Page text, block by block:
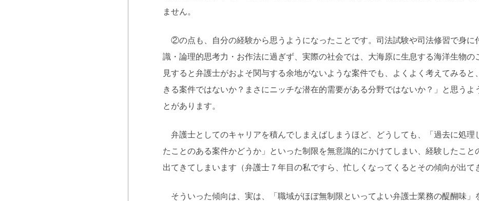
ません。
②の点も、自分の経験から思うようになったことです。司法試験や司法修習で身に
識・論理的思考力・お作法に過ぎず、実際の社会では、大海原に生息する海洋生物
見すると弁護士がおよそ関与する余地がないような案件でも、よくよく考えてみる
きる案件ではないか？まさにニッチな潜在的需要がある分野ではないか？」と思う
とがあります。
弁護士としてのキャリアを積んでしまえばしまうほど、どうしても、「過去に処理
たことのある案件かどうか」といった制限を無意識的にかけてしまい、経験したこ
出てきてしまいます（弁護士７年目の私ですら、忙しくなってくるとその傾向が出て
そういった傾向は、実は、「職域がほぼ無制限といってよい弁護士業務の醍醐味」